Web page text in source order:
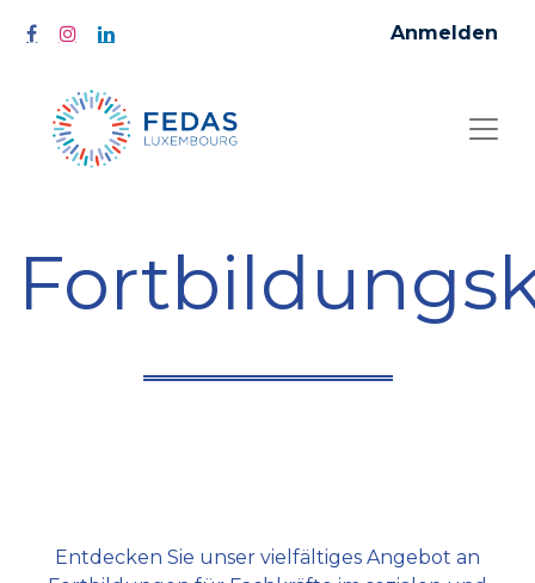
Anmelden
Entdecken Sie unser vielfältiges Angebot an